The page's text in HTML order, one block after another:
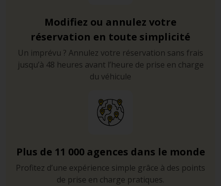
Modifiez ou annulez votre
réservation en toute simplicité
Un imprévu ? Annulez votre réservation sans frais
jusqu’à 48 heures avant l’heure de prise en charge
du véhicule
Plus de 11 000 agences dans le monde
Profitez d’une expérience simple grâce à des points
de prise en charge pratiques.